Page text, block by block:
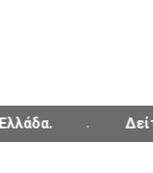
Δείτε το νέο μας